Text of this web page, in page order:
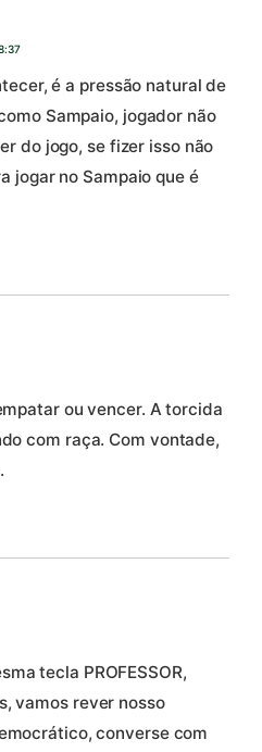
é a pressão natural de
Sampaio, jogador não
do jogo, se fizer isso não
jogar no Sampaio que é
ou vencer. A torcida
com raça. Com vontade,
tecla PROFESSOR,
vamos rever nosso
converse com